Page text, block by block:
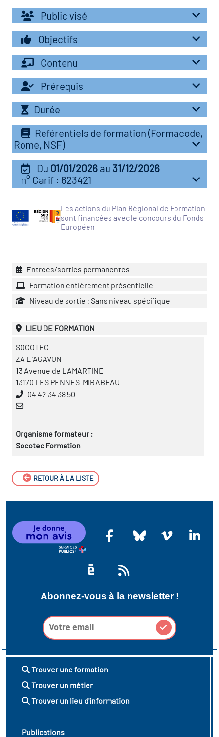
les métiers
clés métiers et
lieu d'information ou
des métiers en
de l'Economie
Solidaire (ESS)
du secteur sanitaire
de l'Industrie
emploi-formation
des secteurs(en
construction)
Public visé
Objectifs
Contenu
Prérequis
Durée
Référentiels de formation (Formacode,
Rome, NSF)
Du 01/01/2026 au 31/12/2026
n° Carif : 623421
Les actions du Plan Régional de Formation
sont financées avec le concours du Fonds
Européen
Entrées/sorties permanentes
Formation entièrement présentielle
Niveau de sortie : Sans niveau spécifique
LIEU DE FORMATION
SOCOTEC
ZA L 'AGAVON
13 Avenue de LAMARTINE
13170 LES PENNES-MIRABEAU
04 42 34 38 50
Organisme formateur :
Socotec Formation
RETOUR À LA LISTE
Abonnez-vous à la newsletter !
Trouver une formation
Trouver un métier
Trouver un lieu d'information
Publications